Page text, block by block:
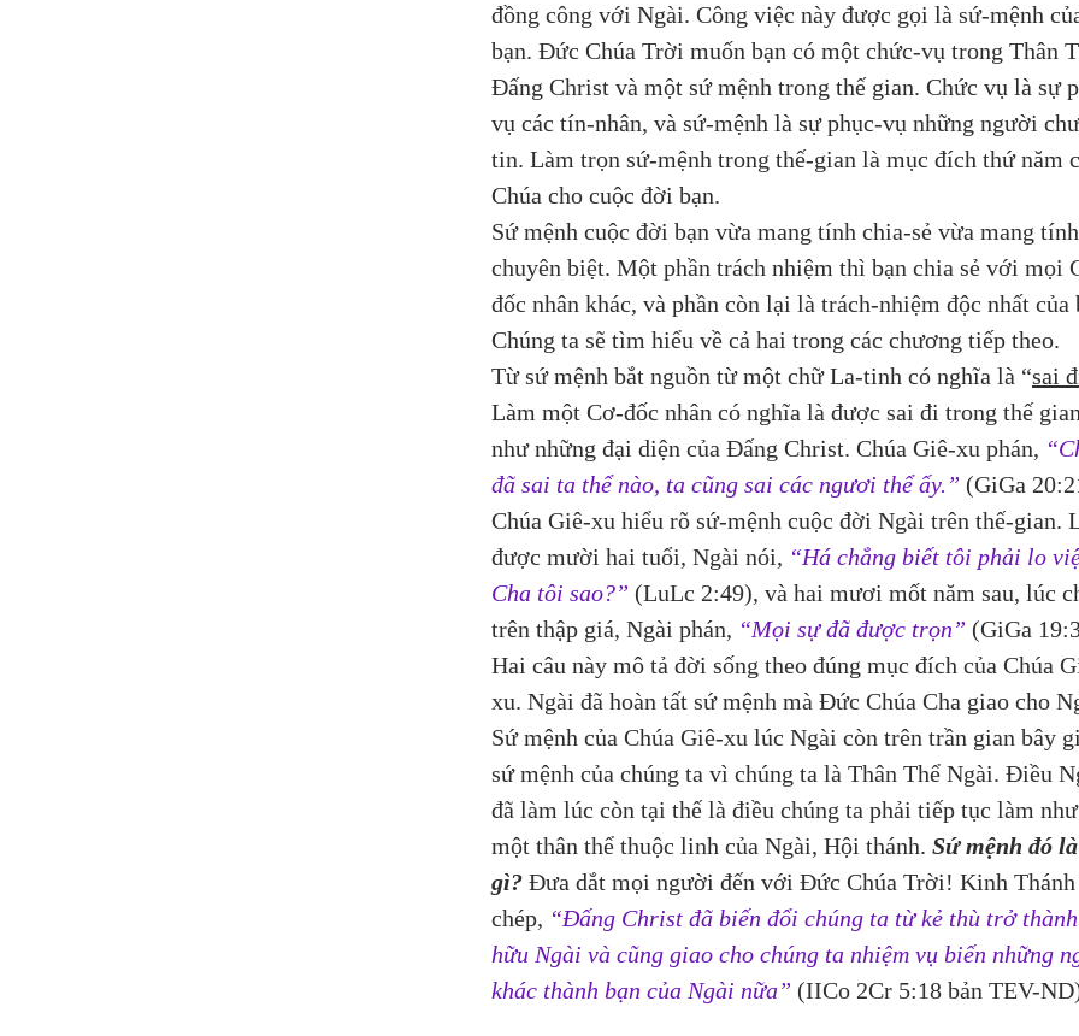
đồng công với Ngài. Công việc này được gọi là sứ-mệnh
bạn. Đức Chúa Trời muốn bạn có một chức-vụ trong Thân
Đấng Christ và một sứ mệnh trong thế gian. Chức vụ là sự
vụ các tín-nhân, và sứ-mệnh là sự phục-vụ những người
tin. Làm trọn sứ-mệnh trong thế-gian là mục đích thứ năm
Chúa cho cuộc đời bạn.
Sứ mệnh cuộc đời bạn vừa mang tính chia-sẻ vừa mang tính
chuyên biệt. Một phần trách nhiệm thì bạn chia sẻ với mọi
đốc nhân khác, và phần còn lại là trách-nhiệm độc nhất của
Chúng ta sẽ tìm hiểu về cả hai trong các chương tiếp theo.
Từ sứ mệnh bắt nguồn từ một chữ La-tinh có nghĩa là “sai
Làm một Cơ-đốc nhân có nghĩa là được sai đi trong thế gian
như những đại diện của Đấng Christ. Chúa Giê-xu phán,
đã sai ta thể nào, ta cũng sai các ngươi thể ấy.” (GiGa
Chúa Giê-xu hiểu rõ sứ-mệnh cuộc đời Ngài trên thế-gian.
được mười hai tuổi, Ngài nói, “Há chẳng biết tôi phải lo
Cha tôi sao?” (LuLc 2:49), và hai mươi mốt năm sau, lúc
trên thập giá, Ngài phán, “Mọi sự đã được trọn” (GiGa
Hai câu này mô tả đời sống theo đúng mục đích của Chúa
xu. Ngài đã hoàn tất sứ mệnh mà Đức Chúa Cha giao cho
Sứ mệnh của Chúa Giê-xu lúc Ngài còn trên trần gian bây
sứ mệnh của chúng ta vì chúng ta là Thân Thể Ngài. Điều
đã làm lúc còn tại thế là điều chúng ta phải tiếp tục làm như
một thân thể thuộc linh của Ngài, Hội thánh. Sứ mệnh đó là
gì? Đưa dắt mọi người đến với Đức Chúa Trời! Kinh Thánh
chép, “Đấng Christ đã biến đổi chúng ta từ kẻ thù trở
hữu Ngài và cũng giao cho chúng ta nhiệm vụ biến những
khác thành bạn của Ngài nữa” (IICo 2Cr 5:18 bản TEV-